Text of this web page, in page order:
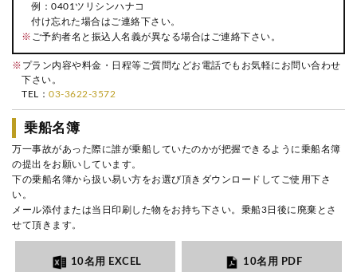
例：0401ツリシンハナコ
付け忘れた場合はご連絡下さい。
※ ご予約者名と振込人名義が異なる場合はご連絡下さい。
※ プラン内容や料金・日程等ご質問などお電話でもお気軽にお問い合わせ
下さい。
TEL： 03-3622-3572
乗船名簿
万一事故があった際に誰が乗船していたのかが把握できるように乗船名簿
の提出をお願いしています。
下の乗船名簿から扱い易い方をお選び頂きダウンロードしてご使用下さ
い。
メール添付または当日印刷した物をお持ち下さい。乗船3日後に廃棄とさ
せて頂きます。
10名用 EXCEL 10名用 PDF